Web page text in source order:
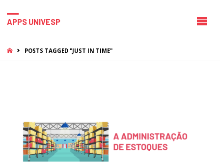
APPS UNIVESP
HOMEPOSTS TAGGED "JUST IN TIME"